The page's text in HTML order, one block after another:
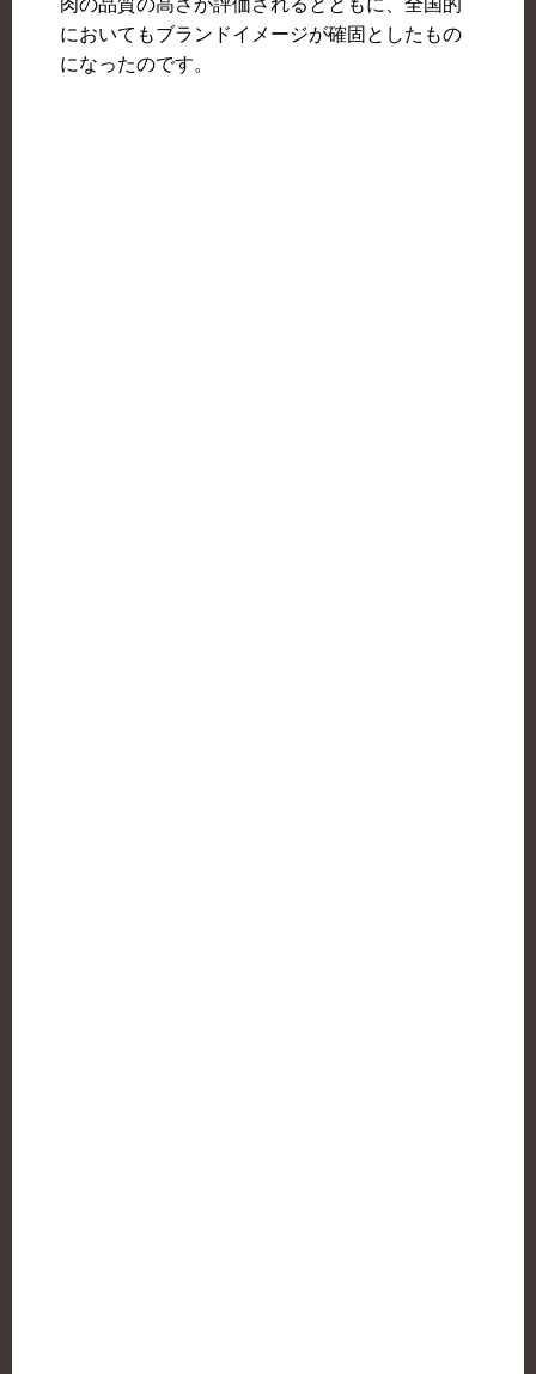
肉の品質の高さが評価されるとともに、全国的
においてもブランドイメージが確固としたもの
になったのです。